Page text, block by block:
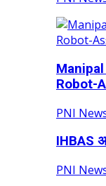
Robot-
PNI
IHBAS
PNI